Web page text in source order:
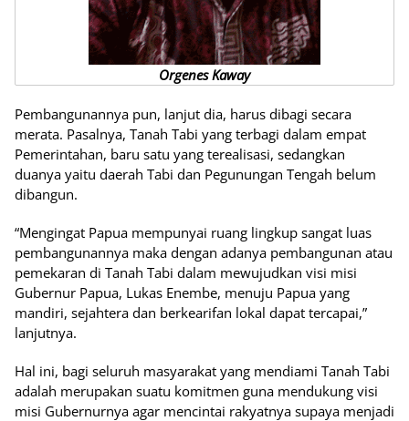
Orgenes Kaway
Pembangunannya pun, lanjut dia, harus dibagi secara
merata. Pasalnya, Tanah Tabi yang terbagi dalam empat
Pemerintahan, baru satu yang terealisasi, sedangkan
duanya yaitu daerah Tabi dan Pegunungan Tengah belum
dibangun.
“Mengingat Papua mempunyai ruang lingkup sangat luas
pembangunannya maka dengan adanya pembangunan atau
pemekaran di Tanah Tabi dalam mewujudkan visi misi
Gubernur Papua, Lukas Enembe, menuju Papua yang
mandiri, sejahtera dan berkearifan lokal dapat tercapai,”
lanjutnya.
Hal ini, bagi seluruh masyarakat yang mendiami Tanah Tabi
adalah merupakan suatu komitmen guna mendukung visi
misi Gubernurnya agar mencintai rakyatnya supaya menjadi